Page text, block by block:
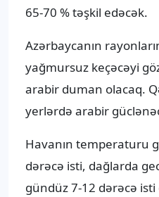
65-70 % təşkil edəcək.
Azərbaycanın
yağmursuz keçəcəyi
arabir duman olacaq.
yerlərdə arabir
Havanın temperaturu
dərəcə isti, dağlarda
gündüz 7-12 dərəcə isti